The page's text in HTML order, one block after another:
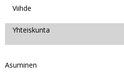
Viihde
Yhteiskunta
Asuminen